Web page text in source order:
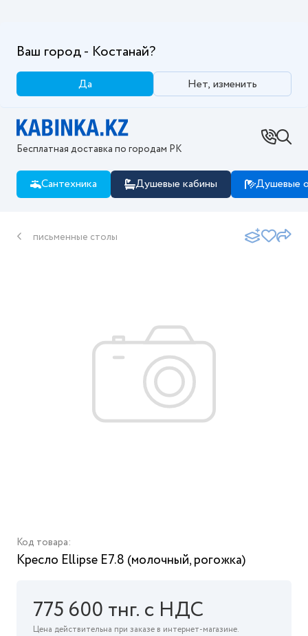
Ваш город - Костанай?
Да Нет, изменить
Бесплатная доставка по городам РК
Сантехника Душевые кабины Душевые
письменные столы
Код товара:
Кресло Ellipse E7.8 (молочный, рогожка)
775 600 тнг. с НДС
Цена действительна при заказе в интернет-магазине.